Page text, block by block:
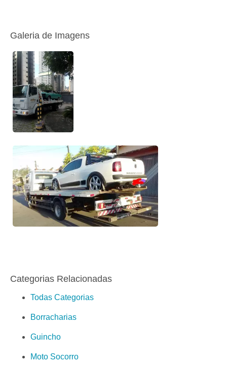
Galeria de Imagens
Categorias Relacionadas
Todas Categorias
Borracharias
Guincho
Moto Socorro